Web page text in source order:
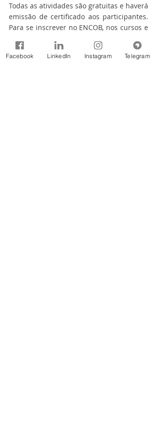
Todas as atividades são gratuitas e haverá
emissão de certificado aos participantes.
Para se inscrever no ENCOB, nos cursos e
https://www.encob.org/encob2019
Facebook LinkedIn Instagram Telegram